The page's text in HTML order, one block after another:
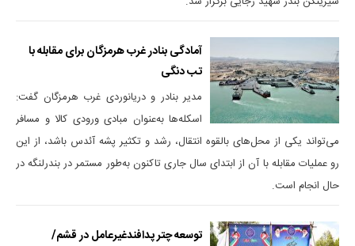
آمادگی بنادر غرب هرمزگان برای مقابله با
تب دنگی
مدیر بنادر و دریانوردی غرب هرمزگان گفت:
اسکله‌ها به‌عنوان مبادی ورودی کالا و مسافر
می‌تواند یکی از محل‌های بالقوه انتقال، رشد و تکثیر پشه آئدس باشد، از این‌
رو عملیات مقابله با آن از ابتدای سال جاری تاکنون به‌طور مستمر در بندرلنگه در
حال انجام است.
توسعه چتر پدافندغیرعامل در قشم/